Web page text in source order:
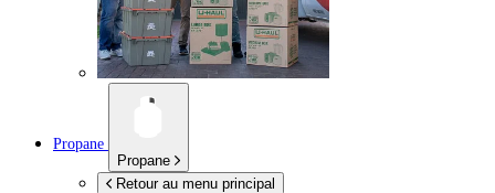
Propane
Propane
Retour au menu principal